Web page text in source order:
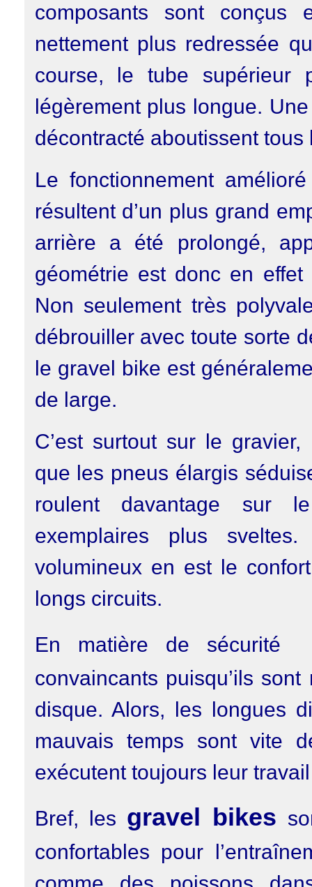
composants sont conçus
nettement plus redressée
course, le tube supérieur
légèrement plus longue.
décontracté aboutissent
Le fonctionnement
résultent d’un plus grand
arrière a été prolongé,
géométrie est donc en
Non seulement très
débrouiller avec toute sorte
le gravel bike est
de large.
C’est surtout sur le
que les pneus élargis
roulent davantage sur
exemplaires plus
volumineux en est le
longs circuits.
En matière de
convaincants puisqu’ils
disque. Alors, les longues
mauvais temps sont vite
exécutent toujours leur
Bref, les gravel bikes
confortables pour